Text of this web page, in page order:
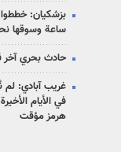
ساعة وسوقها
حادث بحري آخر
غريب آبادي: لم
في الأيام
هرمز مؤقت